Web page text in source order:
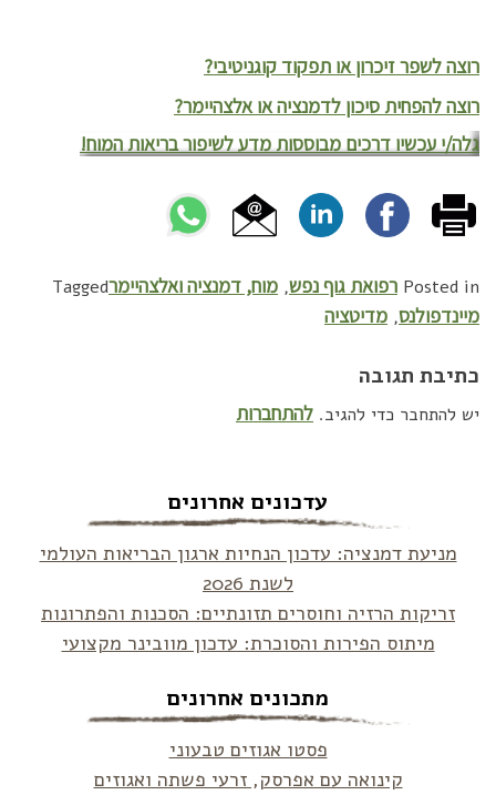
רוצה לשפר זיכרון או תפקוד קוגניטיבי?
רוצה להפחית סיכון לדמנציה או אלצהיימר?
גלה/י עכשיו דרכים מבוססות מדע לשיפור בריאות המוח!
Posted in רפואת גוף נפש, מוח, דמנציה ואלצהיימרTagged
מיינדפולנס, מדיטציה
כתיבת תגובה
יש להתחבר כדי להגיב. להתחברות
עדכונים אחרונים
מניעת דמנציה: עדכון הנחיות ארגון הבריאות העולמי
לשנת 2026
זריקות הרזיה וחוסרים תזונתיים: הסכנות והפתרונות
מיתוס הפירות והסוכרת: עדכון מוובינר מקצועי
מתכונים אחרונים
פסטו אגוזים טבעוני
קינואה עם אפרסק, זרעי פשתה ואגוזים